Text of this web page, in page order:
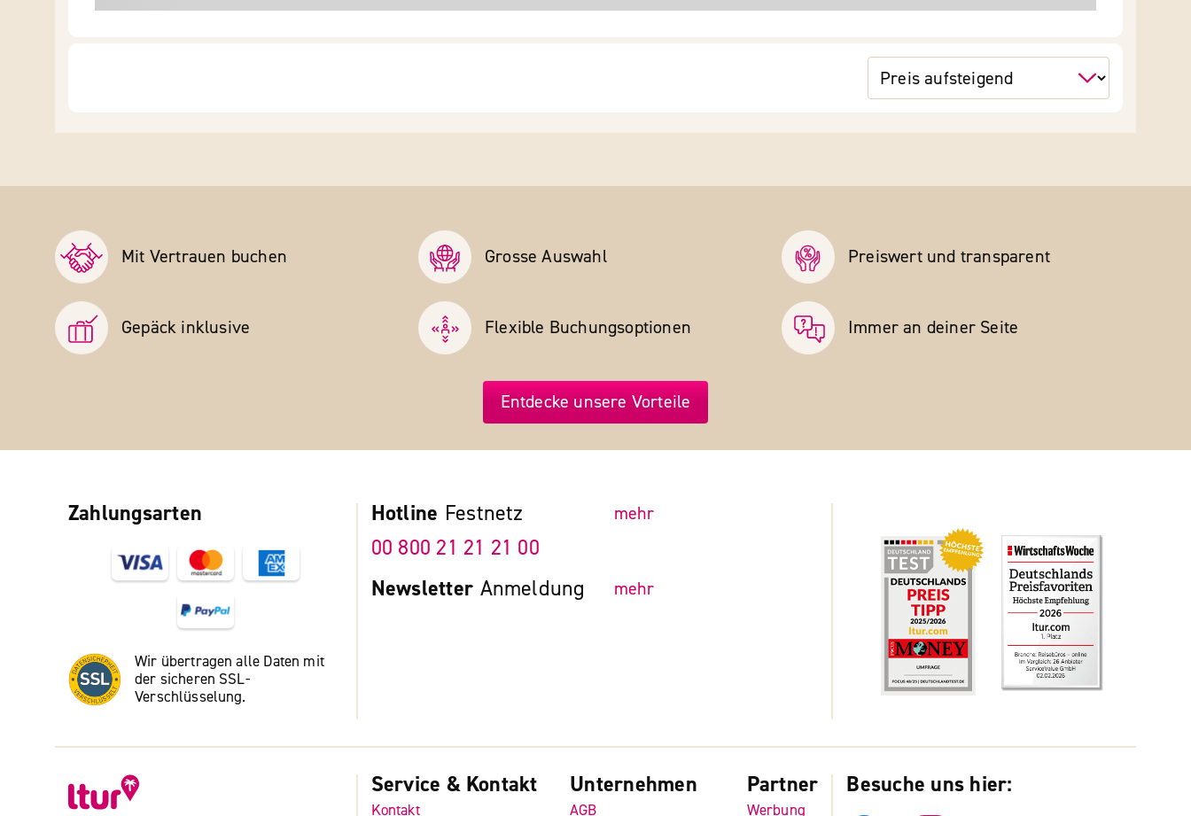
Mit Vertrauen buchen Grosse Auswahl Preiswert und transparent
Gepäck inklusive Flexible Buchungs­optionen Immer an deiner Seite
Entdecke unsere Vorteile
Zahlungsarten
Wir übertragen alle Daten mit
der sicheren SSL-
Verschlüsselung.
Hotline Festnetz mehr
00 800 21 21 21 00
Newsletter Anmeldung mehr
Service & Kontakt
Kontakt
Unternehmen
AGB
Partner
Werbung
Besuche uns hier: